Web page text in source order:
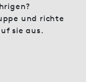
und richte
sie aus.